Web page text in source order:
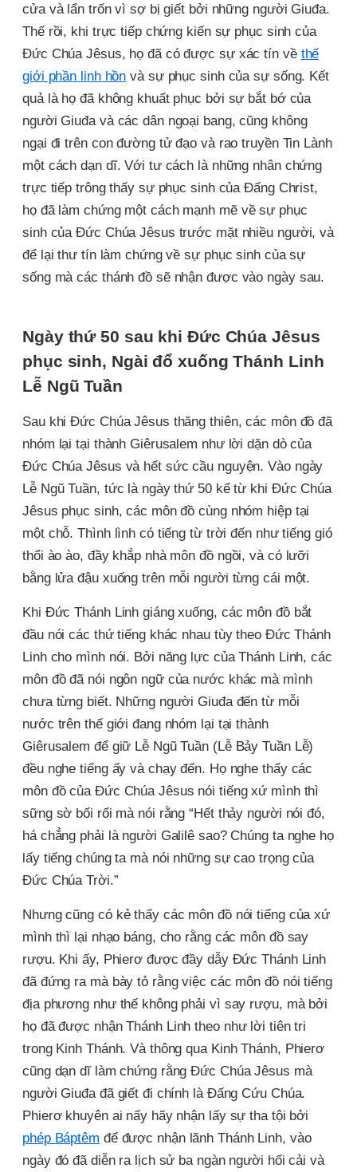
cửa và lẩn trốn vì sợ bị giết bởi những người Giuđa.
Thế rồi, khi trực tiếp chứng kiến sự phục sinh của
Đức Chúa Jêsus, họ đã có được sự xác tín về thế
giới phần linh hồn và sự phục sinh của sự sống. Kết
quả là họ đã không khuất phục bởi sự bắt bớ của
người Giuđa và các dân ngoại bang, cũng không
ngại đi trên con đường tử đạo và rao truyền Tin Lành
một cách dạn dĩ. Với tư cách là những nhân chứng
trực tiếp trông thấy sự phục sinh của Đấng Christ,
họ đã làm chứng một cách mạnh mẽ về sự phục
sinh của Đức Chúa Jêsus trước mặt nhiều người, và
để lại thư tín làm chứng về sự phục sinh của sự
sống mà các thánh đồ sẽ nhận được vào ngày sau.
Ngày thứ 50 sau khi Đức Chúa Jêsus
phục sinh, Ngài đổ xuống Thánh Linh
Lễ Ngũ Tuần
Sau khi Đức Chúa Jêsus thăng thiên, các môn đồ đã
nhóm lại tại thành Giêrusalem như lời dặn dò của
Đức Chúa Jêsus và hết sức cầu nguyện. Vào ngày
Lễ Ngũ Tuần, tức là ngày thứ 50 kể từ khi Đức Chúa
Jêsus phục sinh, các môn đồ cùng nhóm hiệp tại
một chỗ. Thình lình có tiếng từ trời đến như tiếng gió
thổi ào ào, đầy khắp nhà môn đồ ngồi, và có lưỡi
bằng lửa đậu xuống trên mỗi người từng cái một.
Khi Đức Thánh Linh giáng xuống, các môn đồ bắt
đầu nói các thứ tiếng khác nhau tùy theo Đức Thánh
Linh cho mình nói. Bởi năng lực của Thánh Linh, các
môn đồ đã nói ngôn ngữ của nước khác mà mình
chưa từng biết. Những người Giuđa đến từ mỗi
nước trên thế giới đang nhóm lại tại thành
Giêrusalem để giữ Lễ Ngũ Tuần (Lễ Bảy Tuần Lễ)
đều nghe tiếng ấy và chạy đến. Họ nghe thấy các
môn đồ của Đức Chúa Jêsus nói tiếng xứ mình thì
sững sờ bối rối mà nói rằng “Hết thảy người nói đó,
há chẳng phải là người Galilê sao? Chúng ta nghe họ
lấy tiếng chúng ta mà nói những sự cao trọng của
Đức Chúa Trời.”
Nhưng cũng có kẻ thấy các môn đồ nói tiếng của xứ
mình thì lại nhạo báng, cho rằng các môn đồ say
rượu. Khi ấy, Phierơ được đầy dẫy Đức Thánh Linh
đã đứng ra mà bày tỏ rằng việc các môn đồ nói tiếng
địa phương như thế không phải vì say rượu, mà bởi
họ đã được nhận Thánh Linh theo như lời tiên tri
trong Kinh Thánh. Và thông qua Kinh Thánh, Phierơ
cũng dạn dĩ làm chứng rằng Đức Chúa Jêsus mà
người Giuđa đã giết đi chính là Đấng Cứu Chúa.
Phierơ khuyên ai nấy hãy nhận lấy sự tha tội bởi
phép Báptêm để được nhận lãnh Thánh Linh, vào
ngày đó đã diễn ra lịch sử ba ngàn người hối cải và